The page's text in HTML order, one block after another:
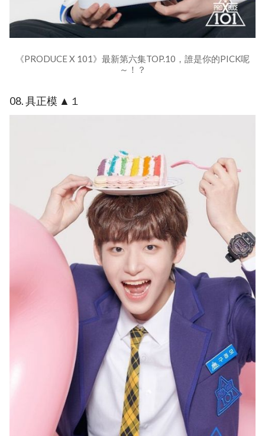
《PRODUCE X 101》最新第六集TOP.10，誰是你的PICK呢
～！？
08. 具正模 ▲１